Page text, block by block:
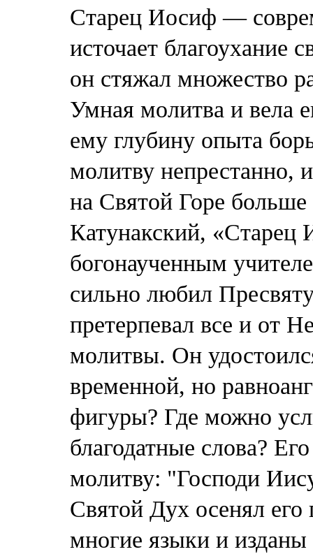
Старец Иосиф —
источает благоухание
он стяжал множество
Умная молитва и вела
ему глубину опыта
молитву непрестанно,
на Святой Горе
Катунакский,
богонаученным
сильно любил
претерпевал все и от
молитвы. Он
временной, но
фигуры? Где можно
благодатные слова?
молитву: "Господи
Святой Дух осенял его
многие языки и